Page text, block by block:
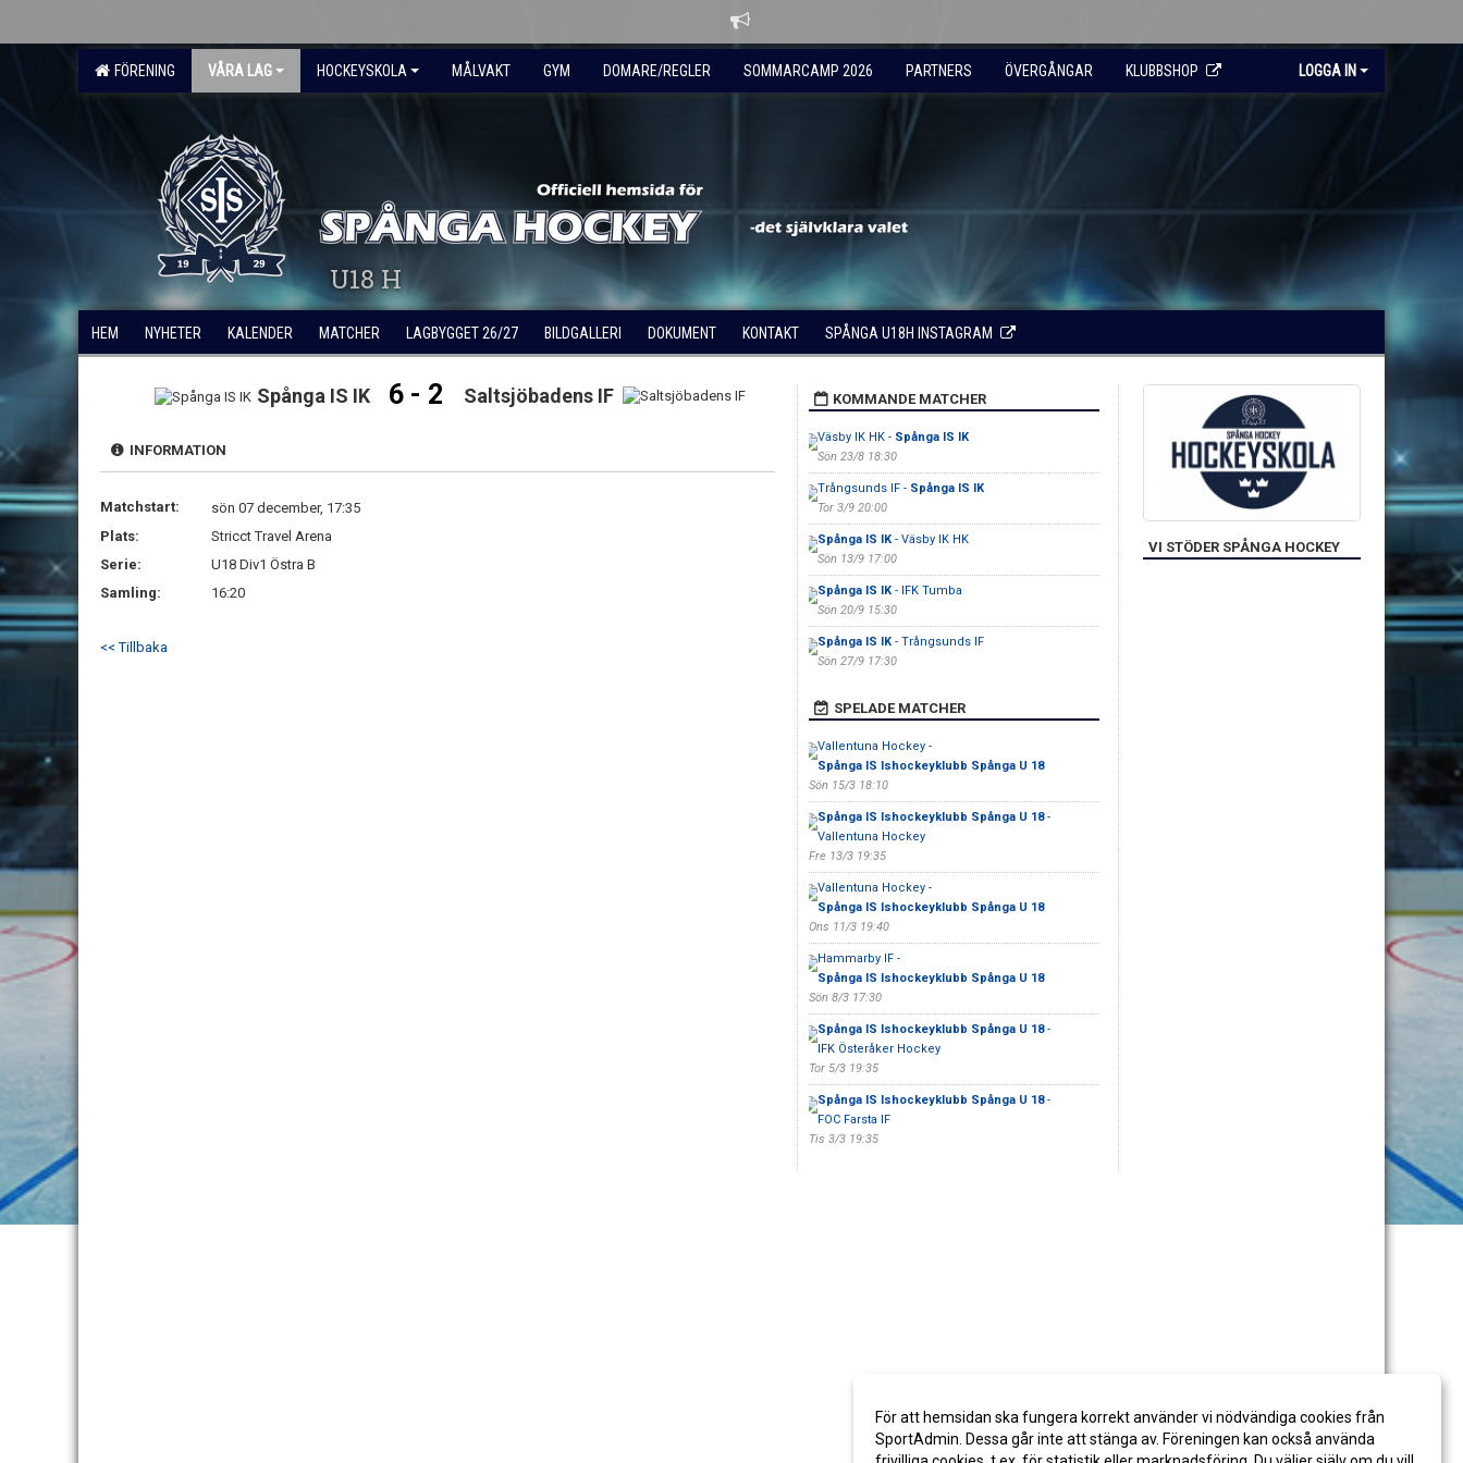
FÖRENING VÅRA LAG HOCKEYSKOLA MÅLVAKT GYM DOMARE/REGLER SOMMARCAMP 2026 PARTNERS ÖVERGÅNGAR KLUBBSHOP LOGGA IN
U18 H
HEM NYHETER KALENDER MATCHER LAGBYGGET 26/27 BILDGALLERI DOKUMENT KONTAKT SPÅNGA U18H INSTAGRAM
Spånga IS IK 6 - 2 Saltsjöbadens IF
INFORMATION
Matchstart:
sön 07 december, 17:35
Plats:
Stricct Travel Arena
Serie:
U18 Div1 Östra B
Samling:
16:20
<< Tillbaka
KOMMANDE MATCHER
Väsby IK HK - Spånga IS IK
Sön 23/8 18:30
Trångsunds IF - Spånga IS IK
Tor 3/9 20:00
Spånga IS IK- Väsby IK HK
Sön 13/9 17:00
Spånga IS IK- IFK Tumba
Sön 20/9 15:30
Spånga IS IK- Trångsunds IF
Sön 27/9 17:30
SPELADE MATCHER
Vallentuna Hockey -
Spånga IS Ishockeyklubb Spånga U 18
Sön 15/3 18:10
Spånga IS Ishockeyklubb Spånga U 18-
Vallentuna Hockey
Fre 13/3 19:35
Vallentuna Hockey -
Spånga IS Ishockeyklubb Spånga U 18
Ons 11/3 19:40
Hammarby IF -
Spånga IS Ishockeyklubb Spånga U 18
Sön 8/3 17:30
Spånga IS Ishockeyklubb Spånga U 18-
IFK Österåker Hockey
Tor 5/3 19:35
Spånga IS Ishockeyklubb Spånga U 18-
FOC Farsta IF
Tis 3/3 19:35
VI STÖDER SPÅNGA HOCKEY
För att hemsidan ska fungera korrekt använder vi nödvändiga cookies från
SportAdmin. Dessa går inte att stänga av. Föreningen kan också använda